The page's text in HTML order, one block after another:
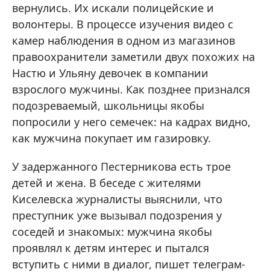
вернулись. Их искали полицейские и
волонтеры. В процессе изучения видео с
камер наблюдения в одном из магазинов
правоохранители заметили двух похожих на
Настю и Ульяну девочек в компании
взрослого мужчины. Как позднее признался
подозреваемый, школьницы якобы
попросили у него семечек: на кадрах видно,
как мужчина покупает им газировку.
У задержанного Пестерникова есть трое
детей и жена. В беседе с жителями
Киселевска журналисты выяснили, что
преступник уже вызывал подозрения у
соседей и знакомых: мужчина якобы
проявлял к детям интерес и пытался
вступить с ними в диалог, пишет телеграм-